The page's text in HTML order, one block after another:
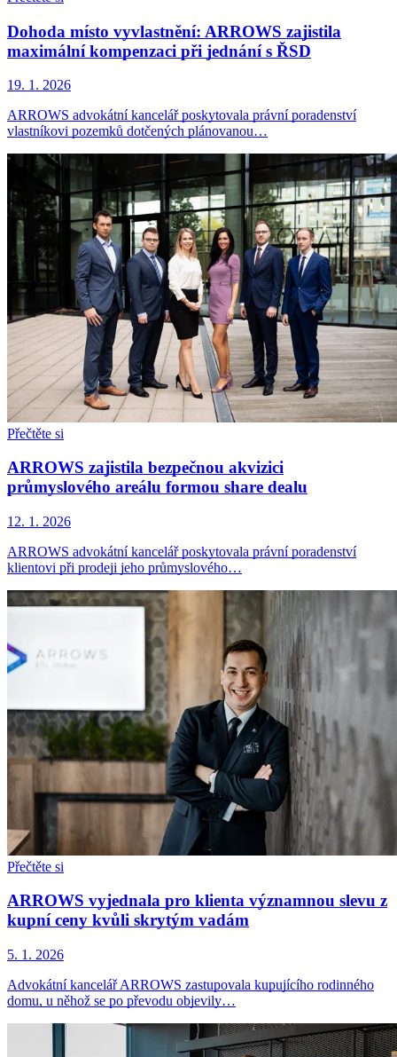
Dohoda místo vyvlastnění: ARROWS zajistila
maximální kompenzaci při jednání s ŘSD
19. 1. 2026
ARROWS advokátní kancelář poskytovala právní poradenství
vlastníkovi pozemků dotčených plánovanou…
Přečtěte si
ARROWS zajistila bezpečnou akvizici
průmyslového areálu formou share dealu
12. 1. 2026
ARROWS advokátní kancelář poskytovala právní poradenství
klientovi při prodeji jeho průmyslového…
Přečtěte si
ARROWS vyjednala pro klienta významnou slevu z
kupní ceny kvůli skrytým vadám
5. 1. 2026
Advokátní kancelář ARROWS zastupovala kupujícího rodinného
domu, u něhož se po převodu objevily…